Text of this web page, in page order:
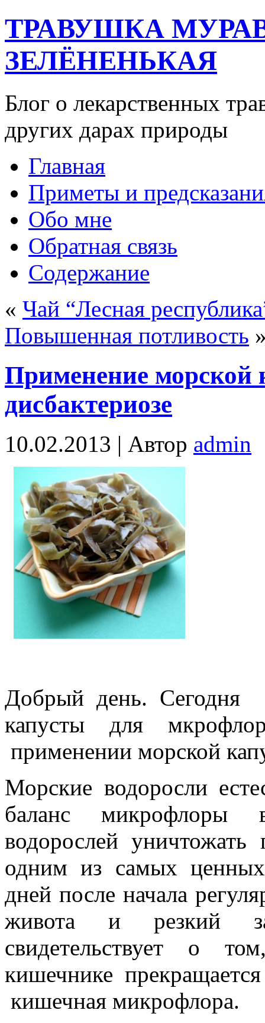
ТРАВУШКА
ЗЕЛЁНЕНЬКАЯ
Блог о лекарственных
других дарах природы
Главная
Приметы и
Обо мне
Обратная связь
Содержание
« Чай “Лесная
Повышенная потливость
Применение морской
дисбактериозе
10.02.2013 | Автор admin
Добрый день. Сегодня
капусты для
применении морской
Морские водоросли
баланс микрофлоры
водорослей уничтожать
одним из самых ценных
дней после начала
живота и резкий
свидетельствует о
кишечнике
кишечная микрофлора.